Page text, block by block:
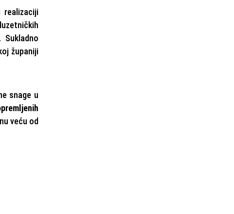
realizaciji
županiji
snage u
veću od